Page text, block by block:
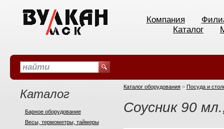
Компания
Каталог
Каталог
Барное оборудование
Весы, термометры, таймеры
Каталог оборудования> Посуда и
Соусник 90